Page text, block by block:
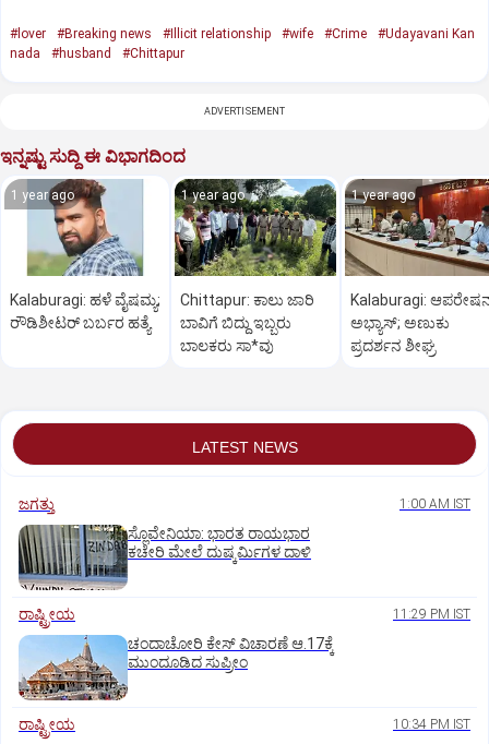
#lover #Breaking news #Illicit relationship #wife #Crime
#Udayavani Kan
nada
#husband #Chittapur
ADVERTISEMENT
ಇನ್ನಷ್ಟು ಸುದ್ದಿ ಈ ವಿಭಾಗದಿಂದ
1 year ago
Kalaburagi: ಹಳೆ ವೈಷಮ್ಯ;
ರೌಡಿಶೀಟರ್ ಬರ್ಬರ ಹತ್ಯೆ
1 year ago
Chittapur: ಕಾಲು ಜಾರಿ
ಬಾವಿಗೆ ಬಿದ್ದು ಇಬ್ಬರು
ಬಾಲಕರು ಸಾ*ವು
1 year ago
Kalaburagi:
ಅಭ್ಯಾಸ್; ಅಣುಕು
ಪ್ರದರ್ಶನ ಶೀಘ್ರ
LATEST NEWS
ಜಗತ್ತು 1:00 AM IST
ಸ್ಲೊವೇನಿಯಾ: ಭಾರತ ರಾಯಭಾರ
ಕಚೇರಿ ಮೇಲೆ ದುಷ್ಕರ್ಮಿಗಳ ದಾಳಿ
ರಾಷ್ಟ್ರೀಯ 11:29 PM IST
ಚಂದಾಚೋರಿ ಕೇಸ್‌ ವಿಚಾರಣೆ ಆ.17ಕ್ಕೆ
ಮುಂದೂಡಿದ ಸುಪ್ರೀಂ
ರಾಷ್ಟ್ರೀಯ 10:34 PM IST